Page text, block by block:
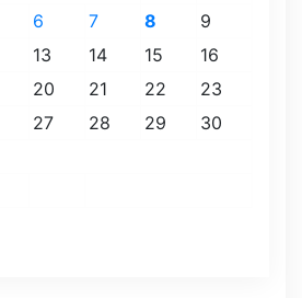
6 7 8
9
13 14 15
16
20 21 22
23
27 28 29
30